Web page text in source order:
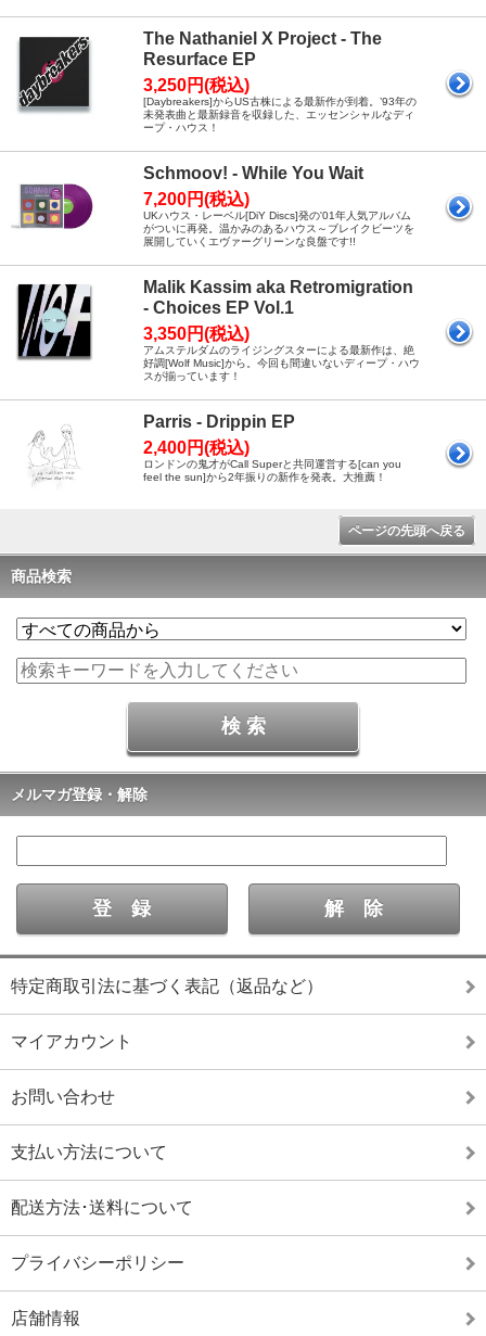
The Nathaniel X Project - The
Resurface EP
3,250円(税込)
[Daybreakers]からUS古株による最新作が到着。’93年の
未発表曲と最新録音を収録した、エッセンシャルなディ
ープ・ハウス！
Schmoov! - While You Wait
7,200円(税込)
UKハウス・レーベル[DiY Discs]発の'01年人気アルバム
がついに再発。温かみのあるハウス～ブレイクビーツを
展開していくエヴァーグリーンな良盤です!!
Malik Kassim aka Retromigration
- Choices EP Vol.1
3,350円(税込)
アムステルダムのライジングスターによる最新作は、絶
好調[Wolf Music]から。今回も間違いないディープ・ハウ
スが揃っています！
Parris - Drippin EP
2,400円(税込)
ロンドンの鬼才がCall Superと共同運営する[can you
feel the sun]から2年振りの新作を発表。大推薦！
ページの先頭へ戻る
商品検索
メルマガ登録・解除
特定商取引法に基づく表記（返品など）
マイアカウント
お問い合わせ
支払い方法について
配送方法･送料について
プライバシーポリシー
店舗情報